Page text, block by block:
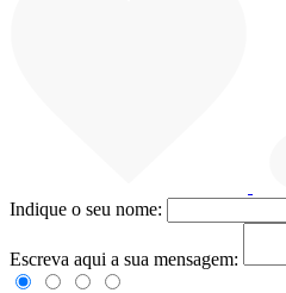
Indique o seu nome:
Escreva aqui a sua mensagem: